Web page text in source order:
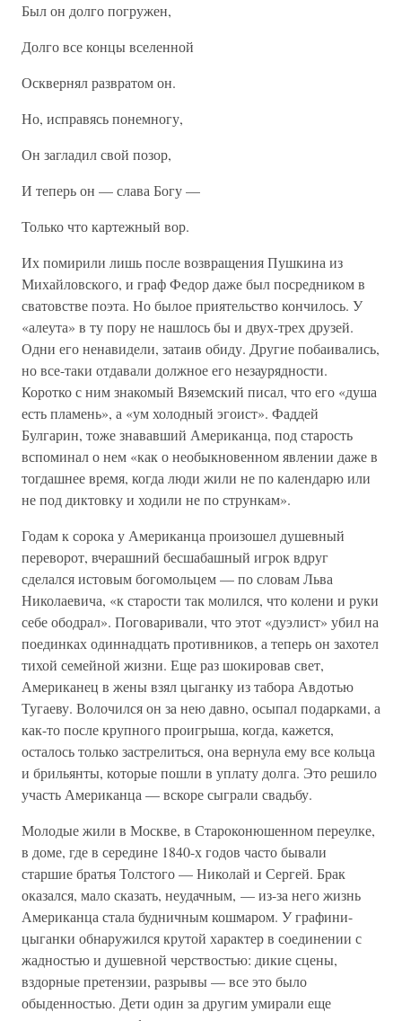
Был он долго погружен,
Долго все концы вселенной
Осквернял развратом он.
Но, исправясь понемногу,
Он загладил свой позор,
И теперь он — слава Богу —
Только что картежный вор.
Их помирили лишь после возвращения Пушкина из
Михайловского, и граф Федор даже был посредником в
сватовстве поэта. Но былое приятельство кончилось. У
«алеута» в ту пору не нашлось бы и двух-трех друзей.
Одни его ненавидели, затаив обиду. Другие побаивались,
но все-таки отдавали должное его незаурядности.
Коротко с ним знакомый Вяземский писал, что его «душа
есть пламень», а «ум холодный эгоист». Фаддей
Булгарин, тоже знававший Американца, под старость
вспоминал о нем «как о необыкновенном явлении даже в
тогдашнее время, когда люди жили не по календарю или
не под диктовку и ходили не по стрункам».
Годам к сорока у Американца произошел душевный
переворот, вчерашний бесшабашный игрок вдруг
сделался истовым богомольцем — по словам Льва
Николаевича, «к старости так молился, что колени и руки
себе ободрал». Поговаривали, что этот «дуэлист» убил на
поединках одиннадцать противников, а теперь он захотел
тихой семейной жизни. Еще раз шокировав свет,
Американец в жены взял цыганку из табора Авдотью
Тугаеву. Волочился он за нею давно, осыпал подарками, а
как-то после крупного проигрыша, когда, кажется,
осталось только застрелиться, она вернула ему все кольца
и брильянты, которые пошли в уплату долга. Это решило
участь Американца — вскоре сыграли свадьбу.
Молодые жили в Москве, в Староконюшенном переулке,
в доме, где в середине 1840-х годов часто бывали
старшие братья Толстого — Николай и Сергей. Брак
оказался, мало сказать, неудачным, — из-за него жизнь
Американца стала будничным кошмаром. У графини-
цыганки обнаружился крутой характер в соединении с
жадностью и душевной черствостью: дикие сцены,
вздорные претензии, разрывы — все это было
обыденностью. Дети один за другим умирали еще